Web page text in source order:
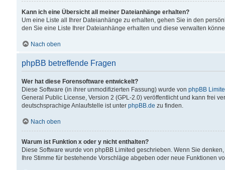
Kann ich eine Übersicht all meiner Dateianhänge erhalten?
Um eine Liste all Ihrer Dateianhänge zu erhalten, gehen Sie in den
den Sie eine Liste Ihrer Dateianhänge erhalten und diese verwalten
Nach oben
phpBB betreffende Fragen
Wer hat diese Forensoftware entwickelt?
Diese Software (in ihrer unmodifizierten Fassung) wurde von phpBB
General Public License, Version 2 (GPL-2.0) veröffentlicht und kann frei
deutschsprachige Anlaufstelle ist unter phpBB.de zu finden.
Nach oben
Warum ist Funktion x oder y nicht enthalten?
Diese Software wurde von phpBB Limited geschrieben. Wenn Sie
Ihre Stimme für bestehende Vorschläge abgeben oder neue Funktionen